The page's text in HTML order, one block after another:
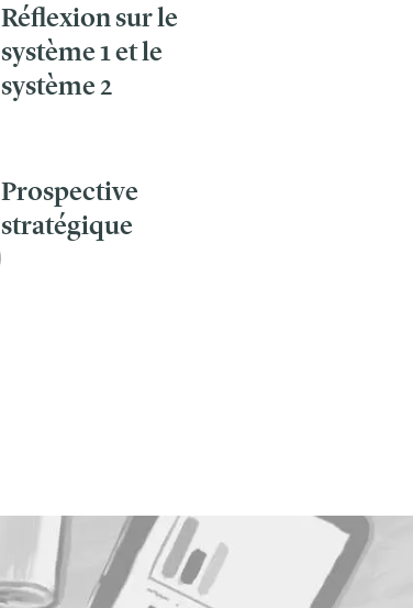
Réflexion sur le
système 1 et le
système 2
Prospective
stratégique